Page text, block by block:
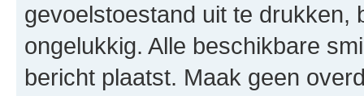
gevoelstoestand uit te drukken,
ongelukkig. Alle beschikbare
bericht plaatst. Maak geen